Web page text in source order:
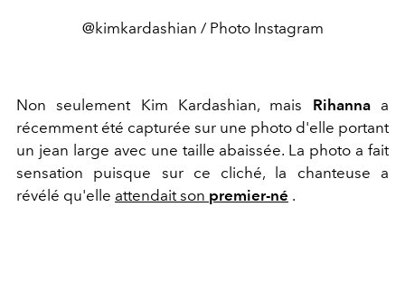
@kimkardashian / Photo Instagram
Non seulement Kim Kardashian, mais Rihannaa
récemment été capturée sur une photo d'elle portant
un jean large avec une taille abaissée. La photo a fait
sensation puisque sur ce cliché, la chanteuse a
révélé qu'elle attendait son premier-né .